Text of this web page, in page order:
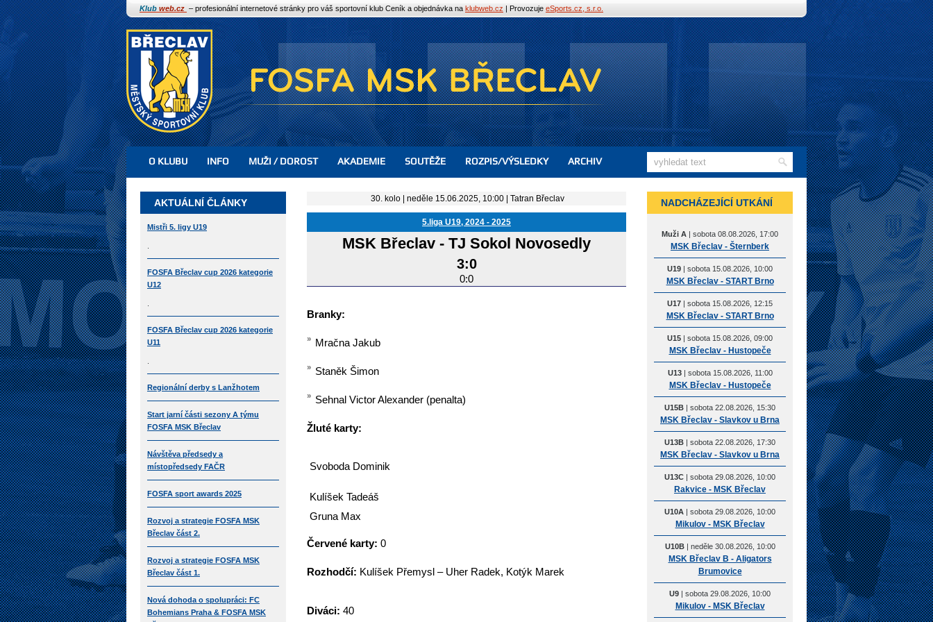
Klub web.cz – profesionální internetové stránky pro váš sportovní klub Ceník a objednávka na klubweb.cz | Provozuje eSports.cz, s.r.o.
O KLUBU INFO MUŽI / DOROST AKADEMIE SOUTĚŽE ROZPIS/VÝSLEDKY ARCHIV
30. kolo | neděle 15.06.2025, 10:00 | Tatran Břeclav
5.liga U19, 2024 - 2025
MSK Břeclav - TJ Sokol Novosedly
3:0
0:0
Branky:
Mračna Jakub
Staněk Šimon
Sehnal Victor Alexander (penalta)
Žluté karty:
Svoboda Dominik
Kulíšek Tadeáš
Gruna Max
Červené karty: 0
Rozhodčí: Kulíšek Přemysl – Uher Radek, Kotýk Marek
Diváci: 40
AKTUÁLNÍ ČLÁNKY
Mistři 5. ligy U19
FOSFA Břeclav cup 2026 kategorie
U12
FOSFA Břeclav cup 2026 kategorie
U11
Regionální derby s Lanžhotem
Start jarní části sezony A týmu
FOSFA MSK Břeclav
Návštěva předsedy a
místopředsedy FAČR
FOSFA sport awards 2025
Rozvoj a strategie FOSFA MSK
Břeclav část 2.
Rozvoj a strategie FOSFA MSK
Břeclav část 1.
Nová dohoda o spolupráci: FC
Bohemians Praha & FOSFA MSK
NADCHÁZEJÍCÍ UTKÁNÍ
Muži A | sobota 08.08.2026, 17:00
MSK Břeclav - Šternberk
U19 | sobota 15.08.2026, 10:00
MSK Břeclav - START Brno
U17 | sobota 15.08.2026, 12:15
MSK Břeclav - START Brno
U15 | sobota 15.08.2026, 09:00
MSK Břeclav - Hustopeče
U13| sobota 15.08.2026, 11:00
MSK Břeclav - Hustopeče
U15B | sobota 22.08.2026, 15:30
MSK Břeclav - Slavkov u Brna
U13B | sobota 22.08.2026, 17:30
MSK Břeclav - Slavkov u Brna
U13C | sobota 29.08.2026, 10:00
Rakvice - MSK Břeclav
U10A | sobota 29.08.2026, 10:00
Mikulov - MSK Břeclav
U10B| neděle 30.08.2026, 10:00
MSK Břeclav B - Aligators
Brumovice
U9 | sobota 29.08.2026, 10:00
Mikulov - MSK Břeclav